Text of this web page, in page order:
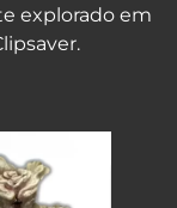
explorado em